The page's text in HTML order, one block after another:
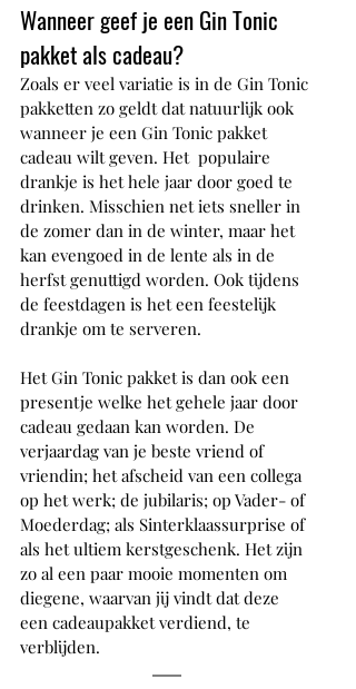
Wanneer geef je een Gin Tonic
pakket als cadeau?
Zoals er veel variatie is in de Gin Tonic
pakketten zo geldt dat natuurlijk ook
wanneer je een Gin Tonic pakket
cadeau wilt geven. Het  populaire
drankje is het hele jaar door goed te
drinken. Misschien net iets sneller in
de zomer dan in de winter, maar het
kan evengoed in de lente als in de
herfst genuttigd worden. Ook tijdens
de feestdagen is het een feestelijk
drankje om te serveren.
Het Gin Tonic pakket is dan ook een
presentje welke het gehele jaar door
cadeau gedaan kan worden. De
verjaardag van je beste vriend of
vriendin; het afscheid van een collega
op het werk; de jubilaris; op Vader- of
Moederdag; als Sinterklaassurprise of
als het ultiem kerstgeschenk. Het zijn
zo al een paar mooie momenten om
diegene, waarvan jij vindt dat deze
een cadeaupakket verdiend, te
verblijden.